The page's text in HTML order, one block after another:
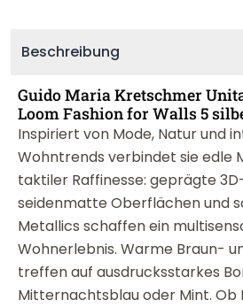
Beschreibung
Guido Maria Kretschmer
Loom Fashion for Walls 5
Inspiriert von Mode, Natur und
Wohntrends verbindet sie edle
taktiler Raffinesse: geprägte
seidenmatte Oberflächen und
Metallics schaffen ein
Wohnerlebnis. Warme Braun-
treffen auf ausdrucksstarkes
Mitternachtsblau oder Mint. Ob